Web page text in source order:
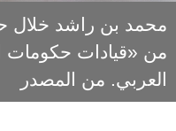
محمد بن راشد خلال
من «قيادات حكومات
العربي. من المصدر